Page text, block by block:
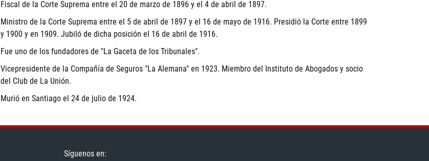
Fiscal de la Corte Suprema entre el 20 de marzo de 1896 y el 4 de abril de 1897.
Ministro de la Corte Suprema entre el 5 de abril de 1897 y el 16 de mayo de 1916. Presidió la Corte entre 1899
y 1900 y en 1909. Jubiló de dicha posición el 16 de abril de 1916.
Fue uno de los fundadores de "La Gaceta de los Tribunales".
Vicepresidente de la Compañía de Seguros "La Alemana" en 1923. Miembro del Instituto de Abogados y socio
del Club de La Unión.
Murió en Santiago el 24 de julio de 1924.
Síguenos en: